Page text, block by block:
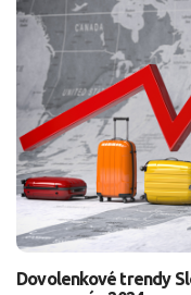
Dovolenkové trendy